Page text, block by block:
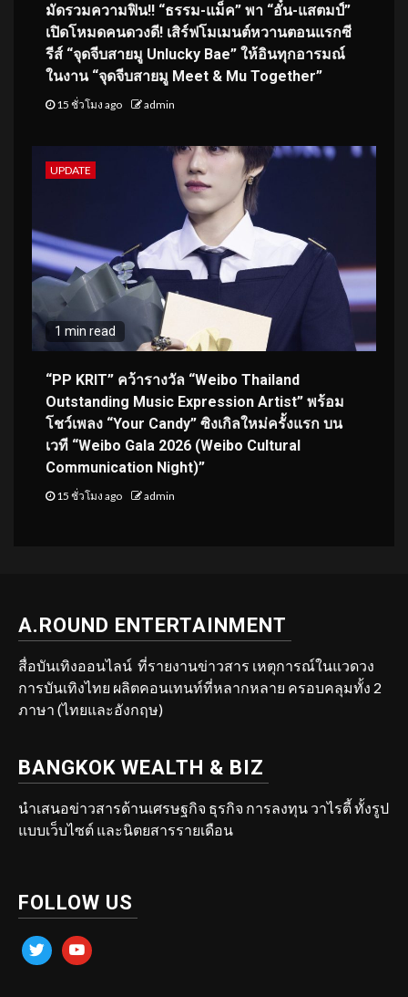
มัดรวมความฟิน!! “ธรรม-แม็ค” พา “อั๋น-แสตมป์”
เปิดโหมดคนดวงดี! เสิร์ฟโมเมนต์หวานตอนแรกซี
รีส์ “จุดจีบสายมู Unlucky Bae” ให้อินทุกอารมณ์
ในงาน “จุดจีบสายมู Meet & Mu Together”
15 ชั่วโมง ago admin
UPDATE
1 min read
“PP KRIT” คว้ารางวัล “Weibo Thailand
Outstanding Music Expression Artist” พร้อม
โชว์เพลง “Your Candy” ซิงเกิลใหม่ครั้งแรก บน
เวที “Weibo Gala 2026 (Weibo Cultural
Communication Night)”
15 ชั่วโมง ago admin
A.ROUND ENTERTAINMENT
สื่อบันเทิงออนไลน์ ที่รายงานข่าวสาร เหตุการณ์ในแวดวง
การบันเทิงไทย ผลิตคอนเทนท์ที่หลากหลาย ครอบคลุมทั้ง 2
ภาษา (ไทยและอังกฤษ)
BANGKOK WEALTH & BIZ
นำเสนอข่าวสารด้านเศรษฐกิจ ธุรกิจ การลงทุน วาไรตี้ ทั้งรูป
แบบเว็บไซต์ และนิตยสารรายเดือน
FOLLOW US
twitter youtube